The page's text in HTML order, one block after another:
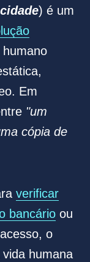
) é um
Em
"um
cópia de
verificar
bancárioou
o
humana